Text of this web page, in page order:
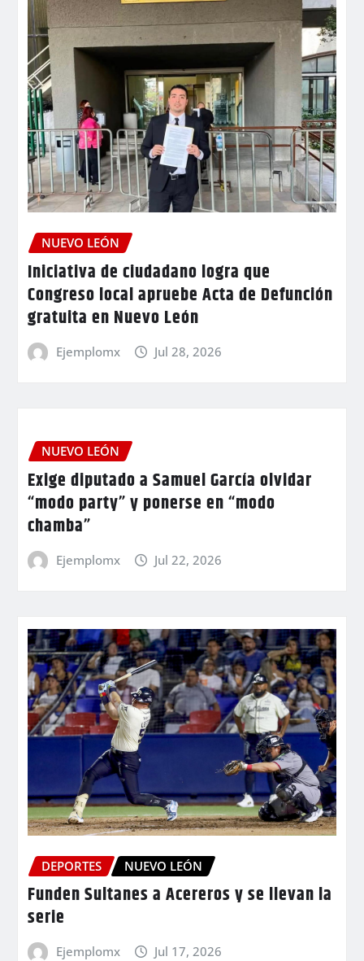
NUEVO LEÓN
Iniciativa de ciudadano logra que
Congreso local apruebe Acta de Defunción
gratuita en Nuevo León
Ejemplomx Jul 28, 2026
NUEVO LEÓN
Exige diputado a Samuel García olvidar
“modo party” y ponerse en “modo
chamba”
Ejemplomx Jul 22, 2026
DEPORTES NUEVO LEÓN
Funden Sultanes a Acereros y se llevan la
serie
Ejemplomx Jul 17, 2026